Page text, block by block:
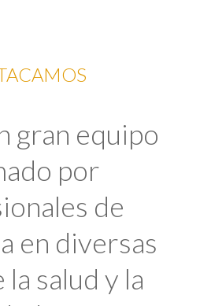
gran equipo
por
de
en diversas
la salud y la